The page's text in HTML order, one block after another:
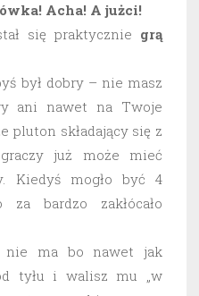
Acha! A jużci!
się praktycznie grą
był dobry – nie masz
ani nawet na Twoje
pluton składający się z
już może mieć
Kiedyś mogło być 4
bardzo zakłócało
nie ma bo nawet jak
tyłu i walisz mu „w